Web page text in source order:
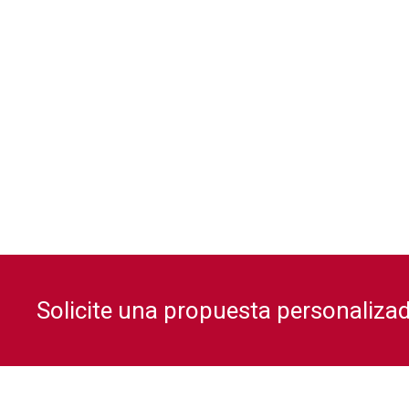
Solicite una propuesta